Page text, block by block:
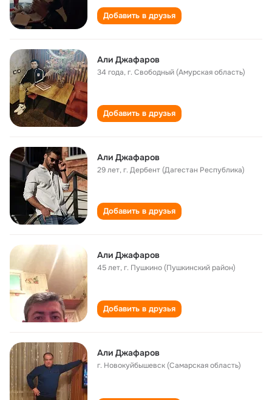
Добавить в друзья
Али Джафаров
34 года,г. Свободный (Амурская область)
Добавить в друзья
Али Джафаров
29 лет,г. Дербент (Дагестан Республика)
Добавить в друзья
Али Джафаров
45 лет,г. Пушкино (Пушкинский район)
Добавить в друзья
Али Джафаров
г. Новокуйбышевск (Самарская область)